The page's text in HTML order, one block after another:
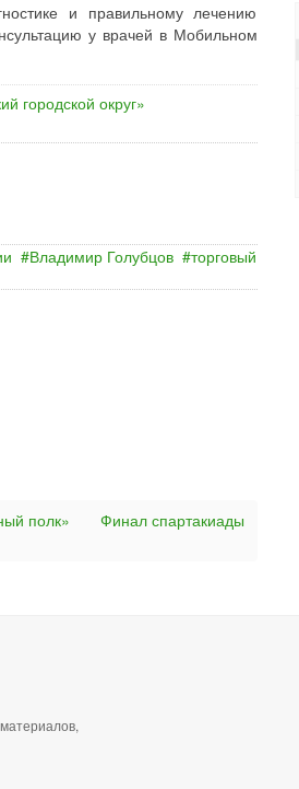
и правильному лечению
у врачей в Мобильном
городской округ»
Владимир Голубцов
торговый
полк»
Финал спартакиады